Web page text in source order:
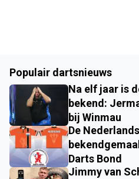
Populair dartsnieuws
Na elf jaar is
bekend:
bij Winmau
De
Darts Bond
Jimmy van